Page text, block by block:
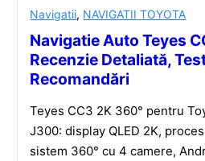
Navigatii, NAVIGATII TOYOTA
Navigatie Auto Teyes
Recenzie Detaliată,
Recomandări
Teyes CC3 2K 360° pentru
J300: display QLED 2K,
sistem 360° cu 4 camere,